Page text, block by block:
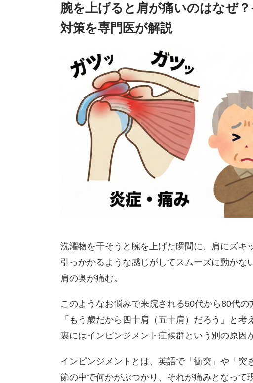
腕を上げると肩が痛いのはなぜ
対策を専門医が解説
洗濯物を干そうと腕を上げた瞬間に、肩にズ
引っかかるような感じがしてスムーズに動かな
肩の奥が痛む。
このようなお悩みで来院される50代から80代
「もう歳だから四十肩（五十肩）だろう」と
裏にはインピンジメント症候群という別の原因
インピンジメントとは、英語で「衝突」や「
節の中で何かがぶつかり、それが痛みとなって